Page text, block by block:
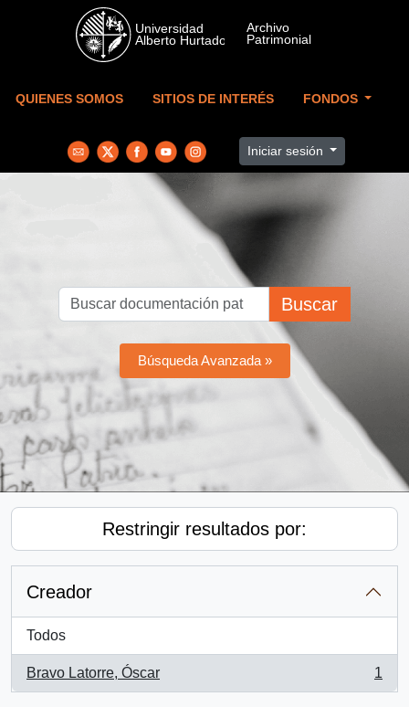
Skip to main content
QUIENES SOMOS SITIOS DE INTERÉS FONDOS
Iniciar sesión
Buscar
Búsqueda Avanzada »
Restringir resultados por:
Creador
Todos
Bravo Latorre, Óscar
, 1 resultados
1